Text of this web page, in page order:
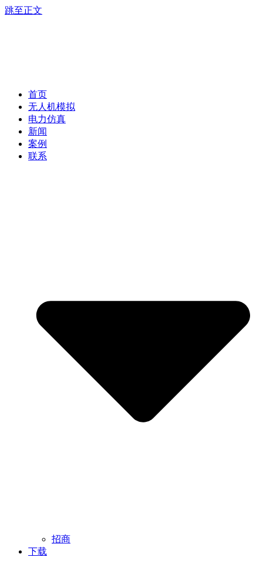
跳至正文
首页
无人机模拟
电力仿真
新闻
案例
联系
招商
下载